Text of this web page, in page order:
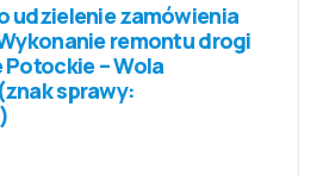
udzielenie zamówienia
remontu drogi
– Wola
sprawy: